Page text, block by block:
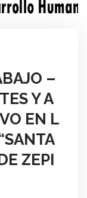
–
Y A
EN L
ZEPI